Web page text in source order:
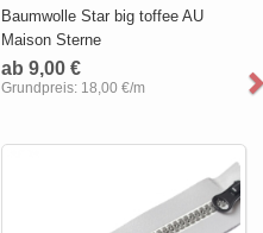
Baumwolle Star big toffee AU
Maison Sterne
ab 9,00 €
Grundpreis: 18,00 €/m